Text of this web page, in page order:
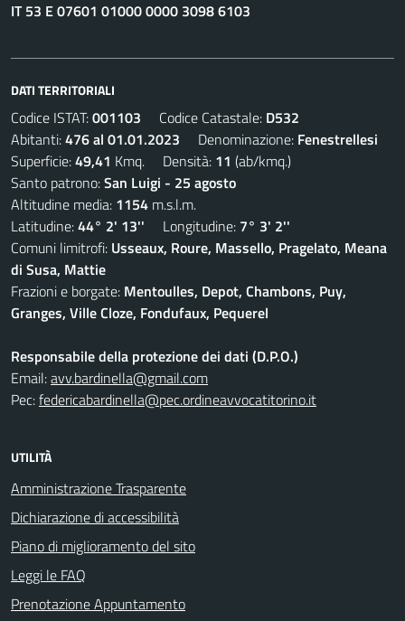
IT 53 E 07601 01000 0000 3098 6103
DATI TERRITORIALI
Codice ISTAT:001103 Codice Catastale: D532
Abitanti:476 al 01.01.2023 Denominazione: Fenestrellesi
Superficie:49,41 Kmq. Densità: 11 (ab/kmq.)
Santo patrono:San Luigi - 25 agosto
Altitudine media: 1154 m.s.l.m.
Latitudine:44° 2' 13'' Longitudine: 7° 3' 2''
Comuni limitrofi: Usseaux, Roure, Massello, Pragelato, Meana
di Susa, Mattie
Frazioni e borgate: Mentoulles, Depot, Chambons, Puy,
Granges, Ville Cloze, Fondufaux, Pequerel
Responsabile della protezione dei dati (D.P.O.)
Email:avv.bardinella@gmail.com
Pec:federicabardinella@pec.ordineavvocatitorino.it
UTILITÀ
Amministrazione Trasparente
Dichiarazione di accessibilità
Piano di miglioramento del sito
Leggi le FAQ
Prenotazione Appuntamento